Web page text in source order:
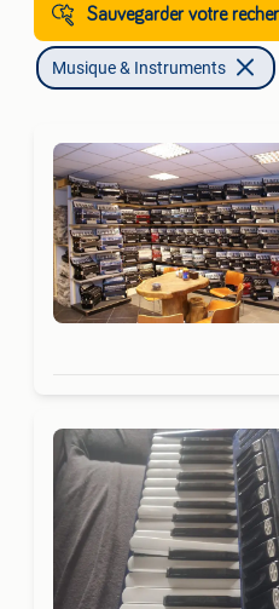
Sauvegarder votre
Musique & Instruments